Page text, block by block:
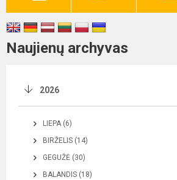
Naujienų archyvas
2026
LIEPA (6)
BIRŽELIS (14)
GEGUŽĖ (30)
BALANDIS (18)